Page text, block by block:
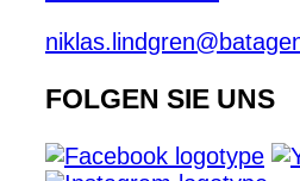
FOLGEN SIE UNS